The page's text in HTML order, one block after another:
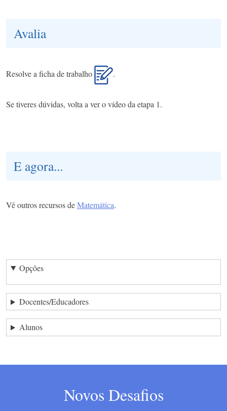
Avalia
Resolve a ficha de trabalho .
Se tiveres dúvidas, volta a ver o vídeo da etapa 1.
E agora...
Vê outros recursos deMatemática.
Opções
Docentes/Educadores
Alunos
Novos Desafios